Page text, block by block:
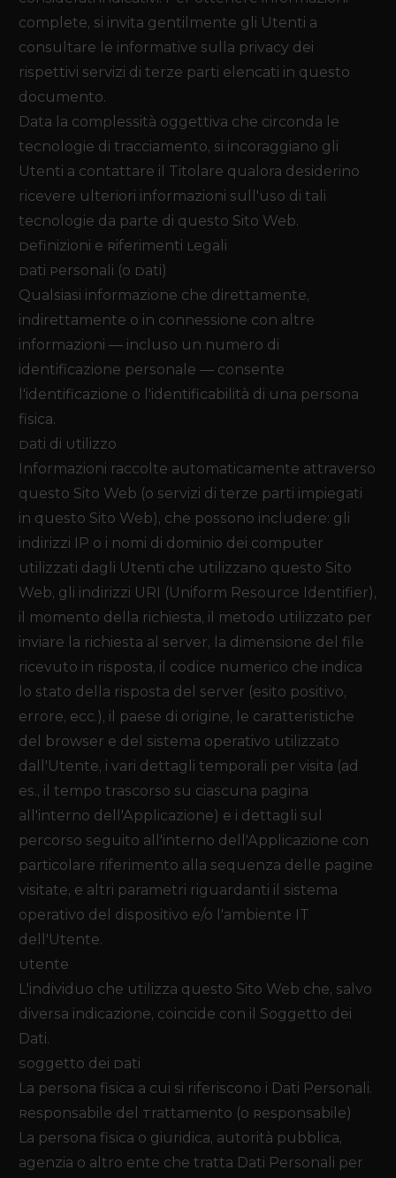
complete, si invita gentilmente gli Utenti a
consultare le informative sulla privacy dei
rispettivi servizi di terze parti elencati in questo
documento.
Data la complessità oggettiva che circonda le
tecnologie di tracciamento, si incoraggiano gli
Utenti a contattare il Titolare qualora desiderino
ricevere ulteriori informazioni sull'uso di tali
tecnologie da parte di questo Sito Web.
Definizioni e Riferimenti Legali
Dati Personali (o Dati)
Qualsiasi informazione che direttamente,
indirettamente o in connessione con altre
informazioni — incluso un numero di
identificazione personale — consente
l'identificazione o l'identificabilità di una persona
fisica.
Dati di Utilizzo
Informazioni raccolte automaticamente attraverso
questo Sito Web (o servizi di terze parti impiegati
in questo Sito Web), che possono includere: gli
indirizzi IP o i nomi di dominio dei computer
utilizzati dagli Utenti che utilizzano questo Sito
Web, gli indirizzi URI (Uniform Resource Identifier),
il momento della richiesta, il metodo utilizzato per
inviare la richiesta al server, la dimensione del file
ricevuto in risposta, il codice numerico che indica
lo stato della risposta del server (esito positivo,
errore, ecc.), il paese di origine, le caratteristiche
del browser e del sistema operativo utilizzato
dall'Utente, i vari dettagli temporali per visita (ad
es., il tempo trascorso su ciascuna pagina
all'interno dell'Applicazione) e i dettagli sul
percorso seguito all'interno dell'Applicazione con
particolare riferimento alla sequenza delle pagine
visitate, e altri parametri riguardanti il sistema
operativo del dispositivo e/o l'ambiente IT
dell'Utente.
Utente
L'individuo che utilizza questo Sito Web che, salvo
diversa indicazione, coincide con il Soggetto dei
Dati.
Soggetto dei Dati
La persona fisica a cui si riferiscono i Dati Personali.
Responsabile del Trattamento (o Responsabile)
La persona fisica o giuridica, autorità pubblica,
agenzia o altro ente che tratta Dati Personali per